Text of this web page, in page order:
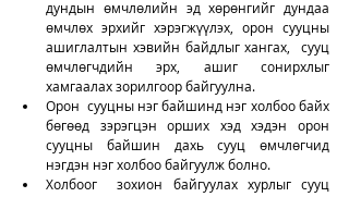
дундын өмчлөлийн эд хөрөнгийг дундаа
өмчлөх эрхийг хэрэгжүүлэх, орон сууцны
ашиглалтын хэвийн байдлыг хангах,  сууц
өмчлөгчдийн эрх, ашиг сонирхлыг
хамгаалах зорилгоор байгуулна.
Орон  сууцны нэг байшинд нэг холбоо байх
бөгөөд зэрэгцэн орших хэд хэдэн орон
сууцны байшин дахь сууц өмчлөгчид
нэгдэн нэг холбоо байгуулж болно.
Холбоог  зохион байгуулах хурлыг сууц